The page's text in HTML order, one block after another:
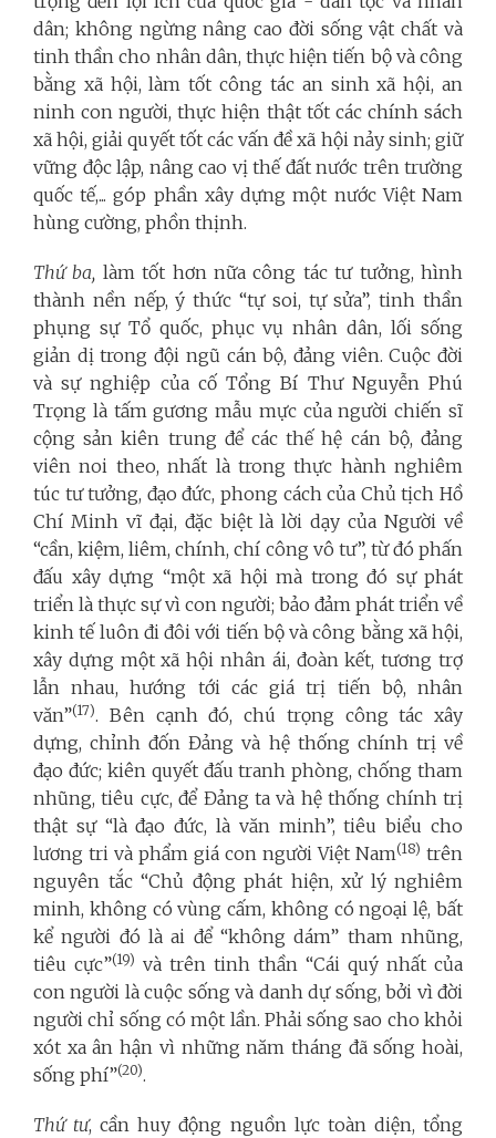
dân; không ngừng nâng cao đời sống vật chất và
tinh thần cho nhân dân, thực hiện tiến bộ và công
bằng xã hội, làm tốt công tác an sinh xã hội, an
ninh con người, thực hiện thật tốt các chính sách
xã hội, giải quyết tốt các vấn đề xã hội nảy sinh; giữ
vững độc lập, nâng cao vị thế đất nước trên trường
quốc tế,... góp phần xây dựng một nước Việt Nam
hùng cường, phồn thịnh.
Thứ ba, làm tốt hơn nữa công tác tư tưởng, hình
thành nền nếp, ý thức “tự soi, tự sửa”, tinh thần
phụng sự Tổ quốc, phục vụ nhân dân, lối sống
giản dị trong đội ngũ cán bộ, đảng viên. Cuộc đời
và sự nghiệp của cố Tổng Bí Thư Nguyễn Phú
Trọng là tấm gương mẫu mực của người chiến sĩ
cộng sản kiên trung để các thế hệ cán bộ, đảng
viên noi theo, nhất là trong thực hành nghiêm
túc tư tưởng, đạo đức, phong cách của Chủ tịch Hồ
Chí Minh vĩ đại, đặc biệt là lời dạy của Người về
“cần, kiệm, liêm, chính, chí công vô tư”, từ đó phấn
đấu xây dựng “một xã hội mà trong đó sự phát
triển là thực sự vì con người; bảo đảm phát triển về
kinh tế luôn đi đôi với tiến bộ và công bằng xã hội,
xây dựng một xã hội nhân ái, đoàn kết, tương trợ
lẫn nhau, hướng tới các giá trị tiến bộ, nhân
văn”(17). Bên cạnh đó, chú trọng công tác xây
dựng, chỉnh đốn Đảng và hệ thống chính trị về
đạo đức; kiên quyết đấu tranh phòng, chống tham
nhũng, tiêu cực, để Đảng ta và hệ thống chính trị
thật sự “là đạo đức, là văn minh”, tiêu biểu cho
lương tri và phẩm giá con người Việt Nam(18) trên
nguyên tắc “Chủ động phát hiện, xử lý nghiêm
minh, không có vùng cấm, không có ngoại lệ, bất
kể người đó là ai để “không dám” tham nhũng,
tiêu cực”(19) và trên tinh thần “Cái quý nhất của
con người là cuộc sống và danh dự sống, bởi vì đời
người chỉ sống có một lần. Phải sống sao cho khỏi
xót xa ân hận vì những năm tháng đã sống hoài,
sống phí”(20).
Thứ tư, cần huy động nguồn lực toàn diện, tổng